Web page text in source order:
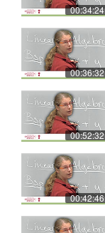
00:34:24
00:36:32
00:52:32
00:42:46